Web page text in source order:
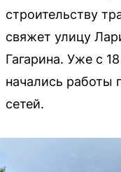
строительству
свяжет улицу
Гагарина. Уже с
начались работы
сетей.